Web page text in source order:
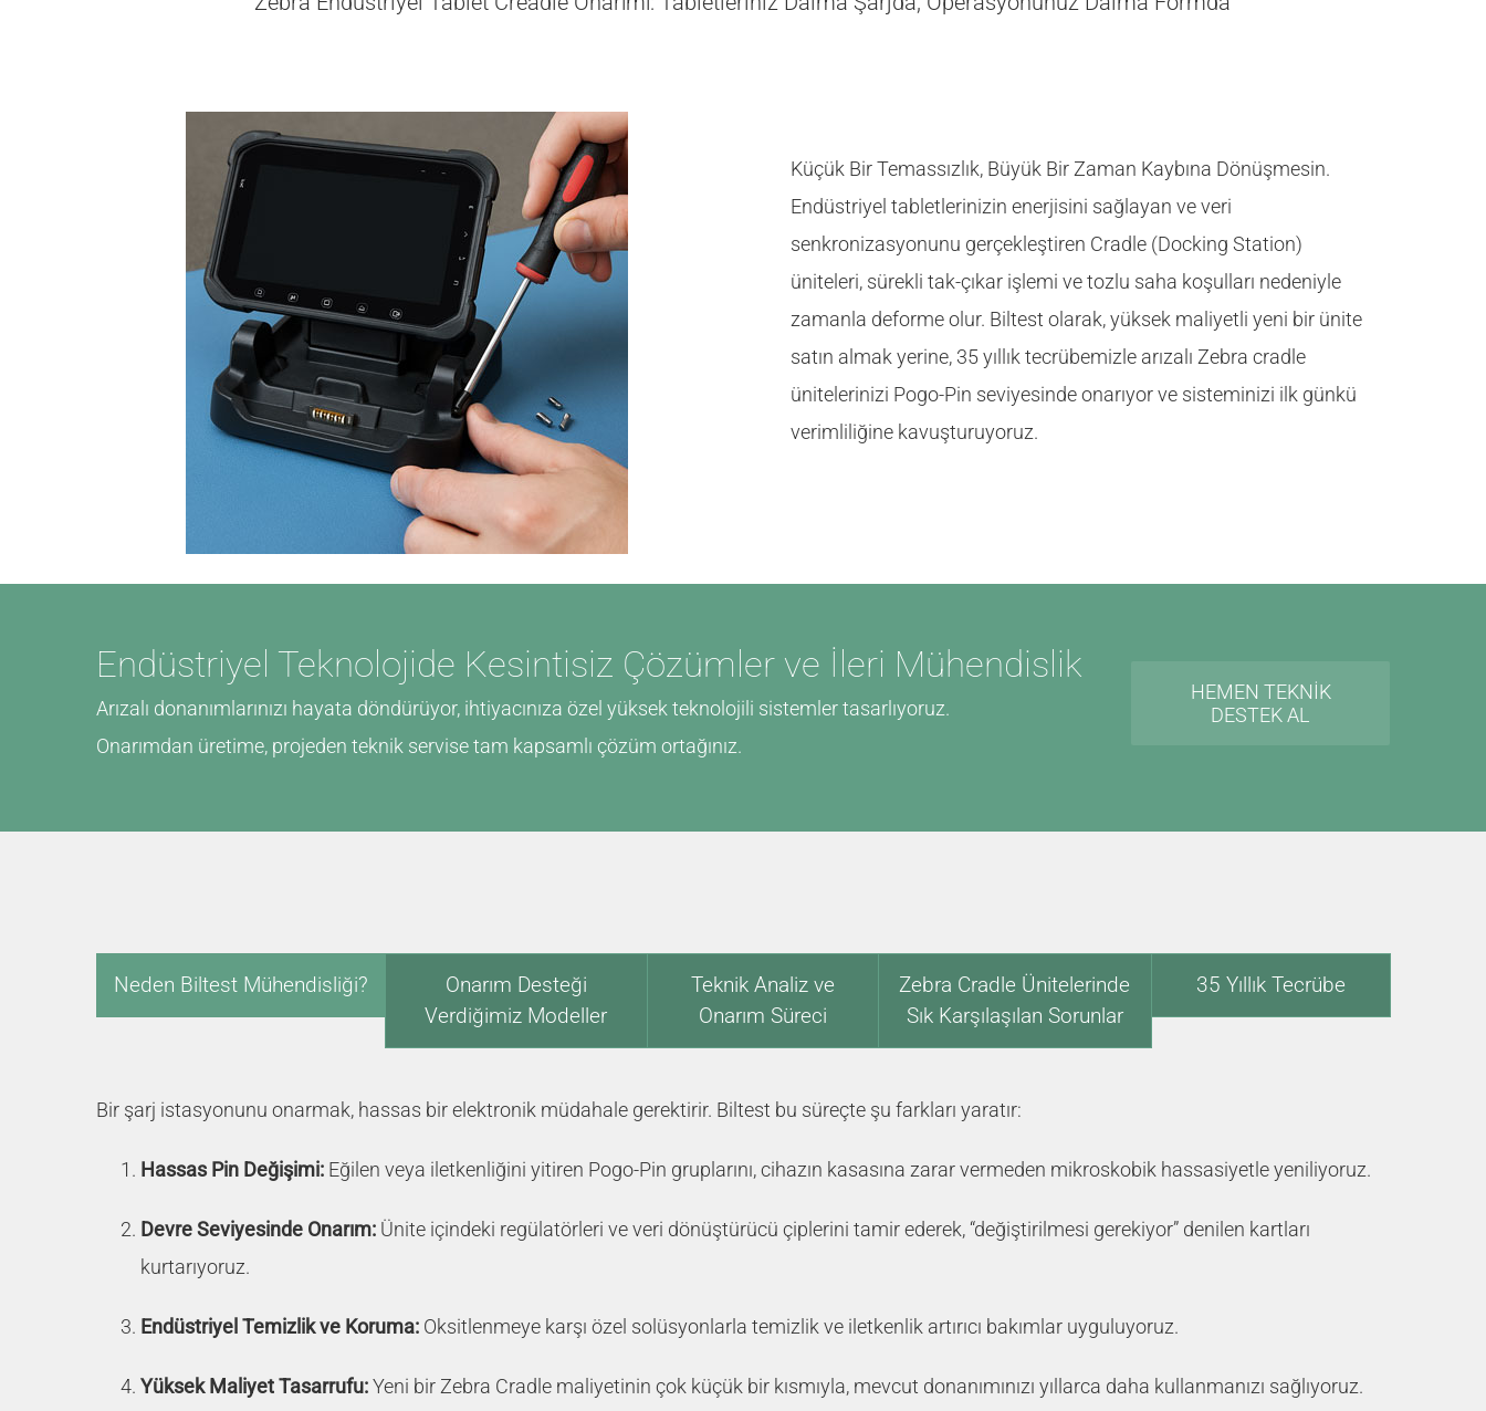
Küçük Bir Temassızlık, Büyük Bir Zaman Kaybına Dönüşmesin.
Endüstriyel tabletlerinizin enerjisini sağlayan ve veri
senkronizasyonunu gerçekleştiren Cradle (Docking Station)
üniteleri, sürekli tak-çıkar işlemi ve tozlu saha koşulları nedeniyle
zamanla deforme olur. Biltest olarak, yüksek maliyetli yeni bir ünite
satın almak yerine, 35 yıllık tecrübemizle arızalı Zebra cradle
ünitelerinizi Pogo-Pin seviyesinde onarıyor ve sisteminizi ilk günkü
verimliliğine kavuşturuyoruz.
Endüstriyel Teknolojide Kesintisiz Çözümler ve İleri Mühendislik
Arızalı donanımlarınızı hayata döndürüyor, ihtiyacınıza özel yüksek teknolojili sistemler tasarlıyoruz.
Onarımdan üretime, projeden teknik servise tam kapsamlı çözüm ortağınız.
HEMEN TEKNIK
DESTEK AL
Neden Biltest Mühendisliği?
Onarım Desteği
Verdiğimiz Modeller
Teknik Analiz ve
Onarım Süreci
Zebra Cradle Ünitelerinde
Sık Karşılaşılan Sorunlar
35 Yıllık Tecrübe
Bir şarj istasyonunu onarmak, hassas bir elektronik müdahale gerektirir. Biltest bu süreçte şu farkları yaratır:
Hassas Pin Değişimi:Eğilen veya iletkenliğini yitiren Pogo-Pin gruplarını, cihazın kasasına zarar vermeden mikroskobik hassasiyetle yeniliyoruz.
Devre Seviyesinde Onarım:Ünite içindeki regülatörleri ve veri dönüştürücü çiplerini tamir ederek, “değiştirilmesi gerekiyor” denilen kartları
kurtarıyoruz.
Endüstriyel Temizlik ve Koruma:Oksitlenmeye karşı özel solüsyonlarla temizlik ve iletkenlik artırıcı bakımlar uyguluyoruz.
Yüksek Maliyet Tasarrufu:Yeni bir Zebra Cradle maliyetinin çok küçük bir kısmıyla, mevcut donanımınızı yıllarca daha kullanmanızı sağlıyoruz.